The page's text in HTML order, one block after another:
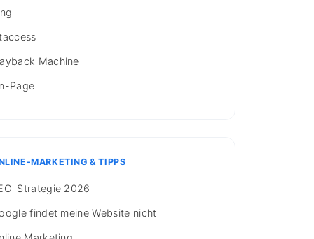
Machine
Page
MARKETING & TIPPS
Strategie 2026
findet meine Website nicht